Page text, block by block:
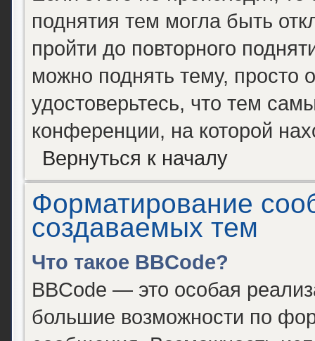
поднятия тем могла быть
пройти до повторного
можно поднять тему, просто
удостоверьтесь, что тем
конференции, на которой
Вернуться к началу
Форматирование
создаваемых тем
Что такое BBCode?
BBCode — это особая
большие возможности по